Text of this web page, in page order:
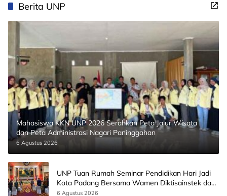
Berita UNP
Mahasiswa KKN UNP 2026 Serahkan Peta Jalur Wisata
dan Peta Administrasi Nagari Paninggahan
6 Agustus 2026
UNP Tuan Rumah Seminar Pendidikan Hari Jadi
Kota Padang Bersama Wamen Diktisainstek dan
CEO EMGS Malaysia
6 Agustus 2026